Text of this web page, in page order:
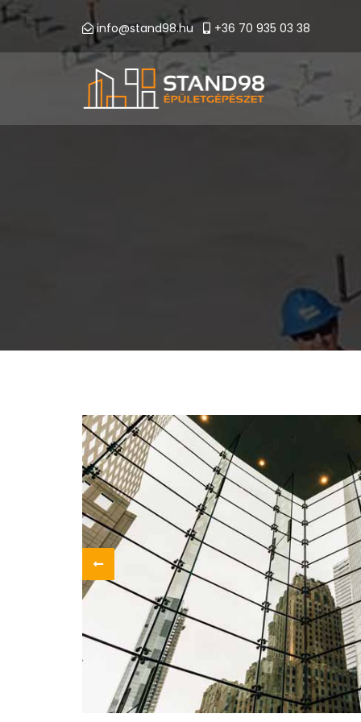
info@stand98.hu +36 70 935 03 38